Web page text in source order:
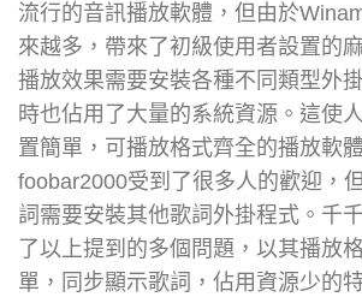
流行的音訊播放軟體，但由於
來越多，帶來了初級使用者設置的
播放效果需要安裝各種不同類型外
時也佔用了大量的系統資源。這使
置簡單，可播放格式齊全的播放軟
foobar2000受到了很多人的歡迎，
詞需要安裝其他歌詞外掛程式。千
了以上提到的多個問題，以其播放
單，同步顯示歌詞，佔用資源少的